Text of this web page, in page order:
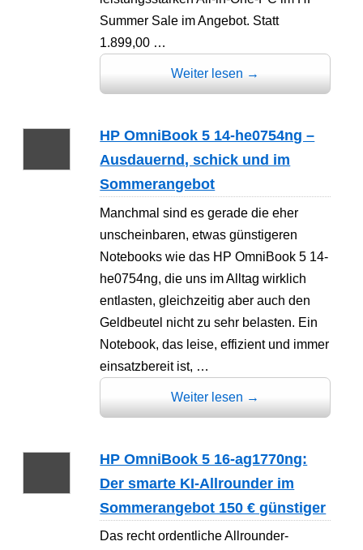
Summer Sale im Angebot. Statt
1.899,00 …
Weiter lesen →
HP OmniBook 5 14-he0754ng –
Ausdauernd, schick und im
Sommerangebot
Manchmal sind es gerade die eher
unscheinbaren, etwas günstigeren
Notebooks wie das HP OmniBook 5 14-
he0754ng, die uns im Alltag wirklich
entlasten, gleichzeitig aber auch den
Geldbeutel nicht zu sehr belasten. Ein
Notebook, das leise, effizient und immer
einsatzbereit ist, …
Weiter lesen →
HP OmniBook 5 16-ag1770ng:
Der smarte KI-Allrounder im
Sommerangebot 150 € günstiger
Das recht ordentliche Allrounder-